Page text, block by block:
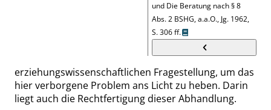
und Die Beratung nach § 8
Abs. 2 BSHG, a.a.O., Jg. 1962,
S. 306 ff.
erziehungswissenschaftlichen Fragestellung, um das
hier verborgene Problem ans Licht zu heben. Darin
liegt auch die Rechtfertigung dieser Abhandlung.